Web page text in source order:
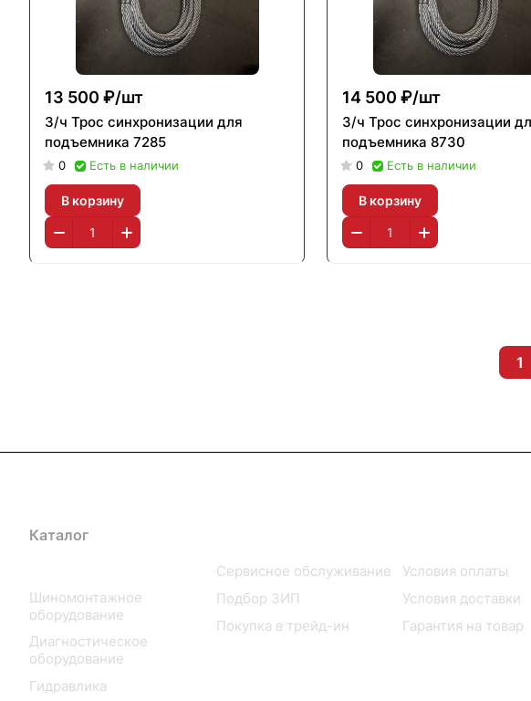
13 500 ₽/шт
З/ч Трос синхронизации для
подъемника 7285
0 Есть в наличии
В корзину
14 500 ₽/шт
З/ч Трос синхронизации
подъемника 8730
0 Есть в наличии
В корзину
1
Каталог
Шиномонтажное
оборудование
Диагностическое
оборудование
Гидравлика
Сервисное обслуживание
Подбор ЗИП
Покупка в трейд-ин
Условия оплаты
Условия доставки
Гарантия на товар